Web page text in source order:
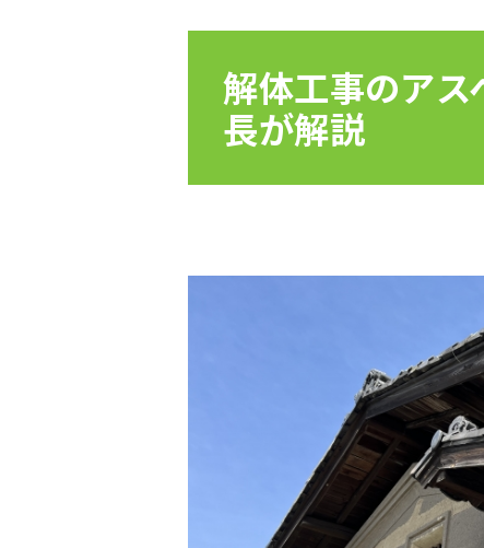
解体工事のア
長が解説